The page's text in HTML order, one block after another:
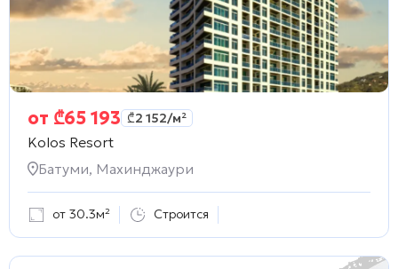
от ₾65 193 ₾2 152/м²
Kolos Resort
Батуми, Махинджаури
от 30.3м² Строится